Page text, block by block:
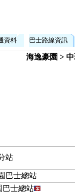
資料 巴士路線資訊
海逸豪園 >
站
巴士總站
巴士總站